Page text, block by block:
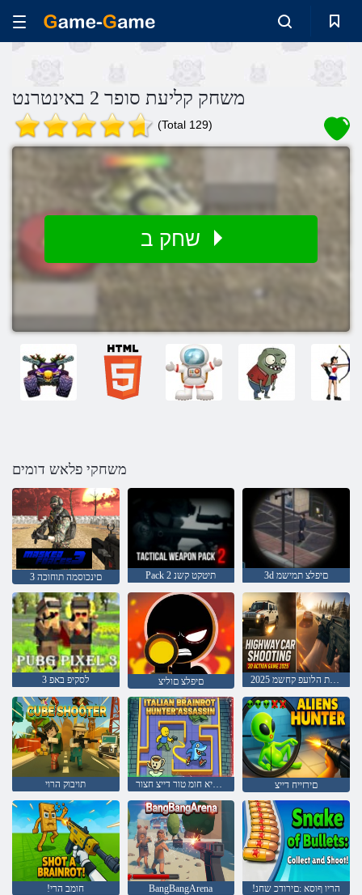
משחק קליעת סופר 2 באינטרנט
(Total 129)
משחקי פלאש דומים
3 םינכוסמה תוחוכה Pack 2 תיטקט קשנ 3d םיפלצ תמישמ
3 לסקיפ באפ םיפלצ םוליצ 2025 ריהמ שיבכב תוינוכמ יריל דמימ תלת הלועפ קחשמ
תויבוק הרוי יקלטיא חומ טור דייצ חצור םירזייח דייצ
!חומב הרי BangBangArena !הריו ףוסא :םירודכ שחנ